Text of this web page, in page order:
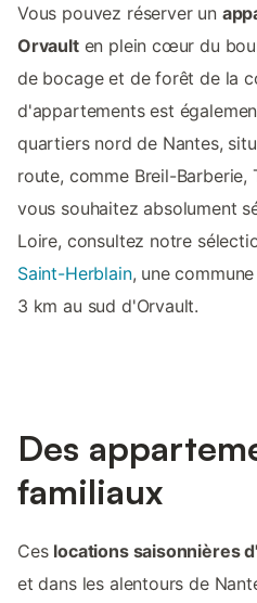
Vous pouvez réserver un
Orvaulten plein cœur du
de bocage et de forêt de la
d'appartements est
quartiers nord de Nantes,
route, comme Breil-Barberie,
vous souhaitez absolument
Loire, consultez notre
Saint-Herblain, une
3 km au sud d'Orvault.
Des
familiaux
Ces locations saisonnières
et dans les alentours de